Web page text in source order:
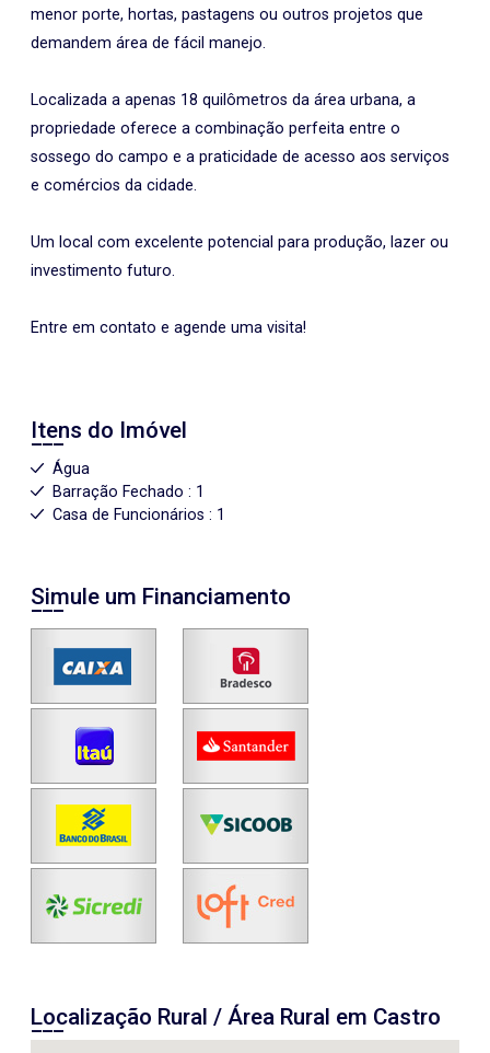
menor porte, hortas, pastagens ou outros projetos que
demandem área de fácil manejo.
Localizada a apenas 18 quilômetros da área urbana, a
propriedade oferece a combinação perfeita entre o
sossego do campo e a praticidade de acesso aos serviços
e comércios da cidade.
Um local com excelente potencial para produção, lazer ou
investimento futuro.
Entre em contato e agende uma visita!
Itens do Imóvel
Água
Barração Fechado : 1
Casa de Funcionários : 1
Simule um Financiamento
Localização Rural / Área Rural em Castro